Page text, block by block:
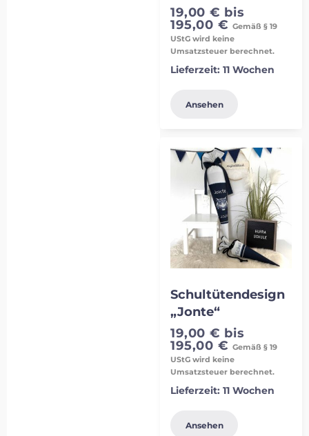
19,00 € bis
195,00 € Gemäß § 19
UStG wird keine
Umsatzsteuer berechnet.
Lieferzeit:11 Wochen
Ansehen
Schultütendesign
„Jonte“
19,00 € bis
195,00 € Gemäß § 19
UStG wird keine
Umsatzsteuer berechnet.
Lieferzeit:11 Wochen
Ansehen